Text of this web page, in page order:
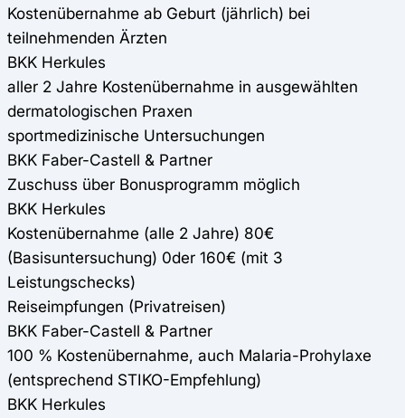
Kostenübernahme ab Geburt (jährlich) bei
teilnehmenden Ärzten
BKK Herkules
aller 2 Jahre Kostenübernahme in ausgewählten
dermatologischen Praxen
sportmedizinische Untersuchungen
BKK Faber-Castell & Partner
Zuschuss über Bonusprogramm möglich
BKK Herkules
Kostenübernahme (alle 2 Jahre) 80€
(Basisuntersuchung) 0der 160€ (mit 3
Leistungschecks)
Reiseimpfungen (Privatreisen)
BKK Faber-Castell & Partner
100 % Kostenübernahme, auch Malaria-Prohylaxe
(entsprechend STIKO-Empfehlung)
BKK Herkules